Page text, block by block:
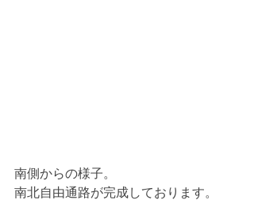
南側からの様子。
南北自由通路が完成しております。